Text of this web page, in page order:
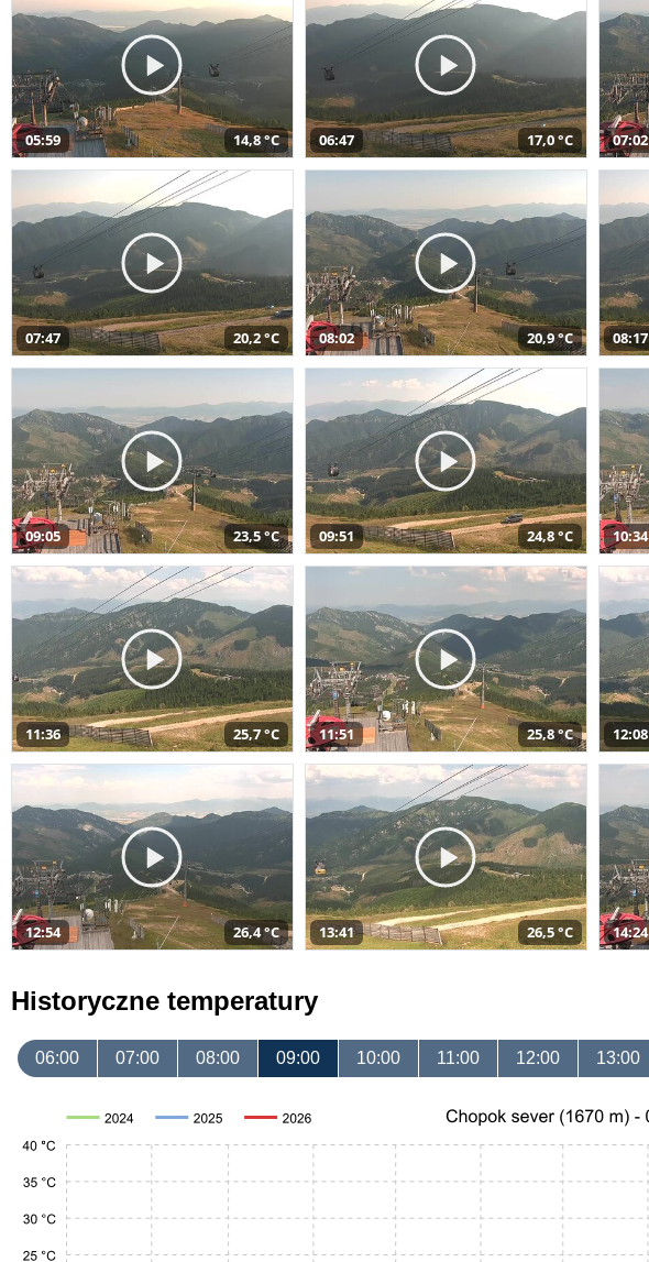
05:59 14,8 °C 06:47 17,0 °C 07:02
07:47 20,2 °C 08:02 20,9 °C 08:17
09:05 23,5 °C 09:51 24,8 °C 10:34
11:36 25,7 °C 11:51 25,8 °C 12:08
12:54 26,4 °C 13:41 26,5 °C 14:24
Historyczne temperatury
06:00 07:00 08:00 09:00 10:00 11:00 12:00 13:00